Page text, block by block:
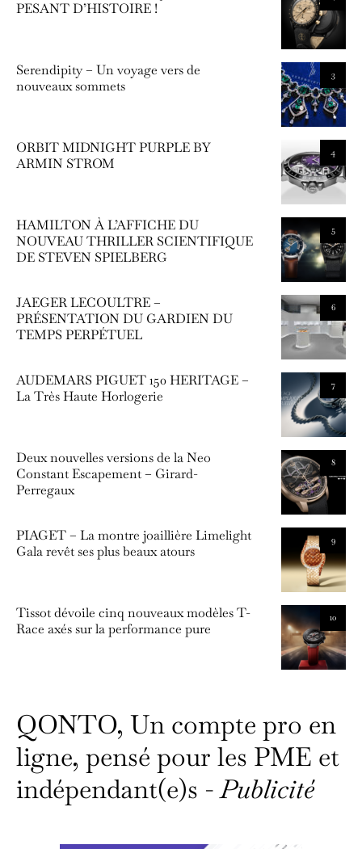
PESANT D’HISTOIRE !
3
Serendipity – Un voyage vers de
nouveaux sommets
4
ORBIT MIDNIGHT PURPLE BY
ARMIN STROM
5
HAMILTON À L’AFFICHE DU
NOUVEAU THRILLER SCIENTIFIQUE
DE STEVEN SPIELBERG
6
JAEGER LECOULTRE –
PRÉSENTATION DU GARDIEN DU
TEMPS PERPÉTUEL
7
AUDEMARS PIGUET 150 HERITAGE –
La Très Haute Horlogerie
8
Deux nouvelles versions de la Neo
Constant Escapement – Girard-
Perregaux
9
PIAGET – La montre joaillière Limelight
Gala revêt ses plus beaux atours
10
Tissot dévoile cinq nouveaux modèles T-
Race axés sur la performance pure
QONTO, Un compte pro en
ligne, pensé pour les PME et
indépendant(e)s -Publicité